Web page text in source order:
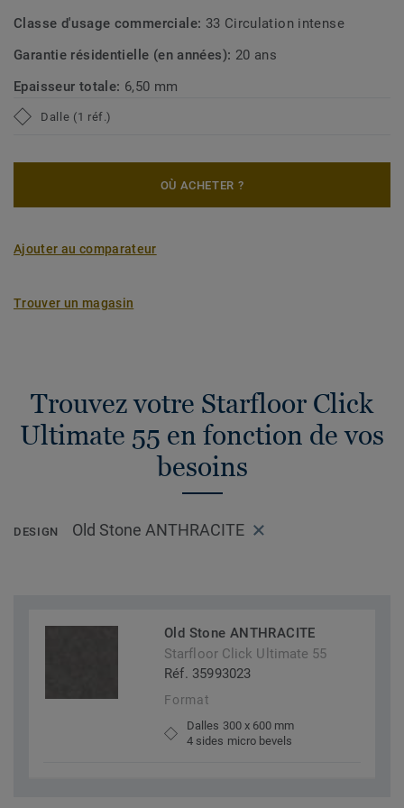
Classe d'usage commerciale: 33 Circulation intense
Garantie résidentielle (en années): 20 ans
Epaisseur totale: 6,50 mm
Dalle (1 réf.)
OÙ ACHETER ?
Ajouter au comparateur
Trouver un magasin
Trouvez votre Starfloor Click
Ultimate 55 en fonction de vos
besoins
DESIGN Old Stone ANTHRACITE
Old Stone ANTHRACITE
Starfloor Click Ultimate 55
Réf. 35993023
Format
Dalles 300 x 600 mm
4 sides micro bevels